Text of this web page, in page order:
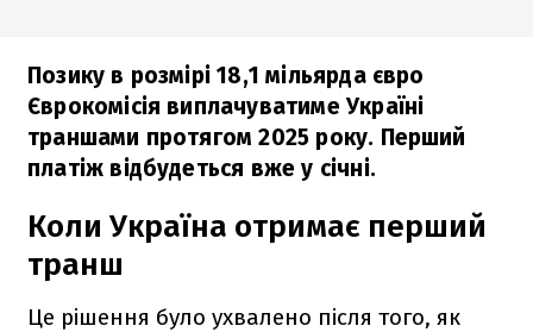
Позику в розмірі 18,1 мільярда євро
Єврокомісія виплачуватиме Україні
траншами протягом 2025 року. Перший
платіж відбудеться вже у січні.
Коли Україна отримає перший
транш
Це рішення було ухвалено після того, як